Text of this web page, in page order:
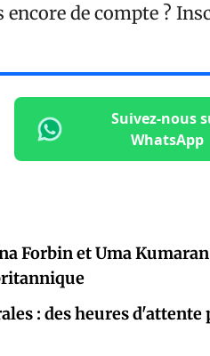
encore de compte ?
Suivez-nous
WhatsApp
Forbin et Uma
: des heures